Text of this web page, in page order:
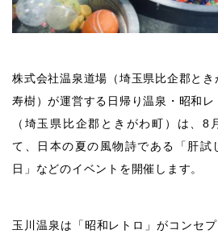
株式会社温泉道場（埼玉県比企郡と
寿樹）が運営する日帰り温泉・昭和
（埼玉県比企郡ときがわ町）は、8
て、日本の夏の風物詩である「肝試
日」などのイベントを開催します。
玉川温泉は「昭和レトロ」がコンセ